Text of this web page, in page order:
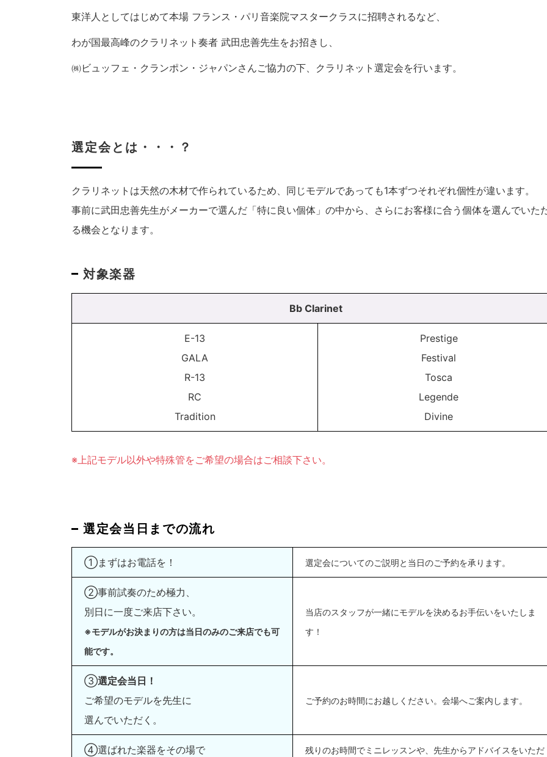
東洋人としてはじめて本場 フランス・パリ音楽院マスタークラスに招聘されるなど、
わが国最高峰のクラリネット奏者 武田忠善先生をお招きし、
㈱ビュッフェ・クランポン・ジャパンさんご協力の下、クラリネット選定会を行います。
選定会とは・・・？
クラリネットは天然の木材で作られているため、同じモデルであっても1本ずつそれぞれ個性が違います。
事前に武田忠善先生がメーカーで選んだ「特に良い個体」の中から、さらにお客様に合う個体を選んでいた
る機会となります。
対象楽器
Bb Clarinet
E-13
GALA
R-13
RC
Tradition
Prestige
Festival
Tosca
Legende
Divine
※上記モデル以外や特殊管をご希望の場合はご相談下さい。
選定会当日までの流れ
①まずはお電話を！ 選定会についてのご説明と当日のご予約を承ります。
②事前試奏のため極力、
別日に一度ご来店下さい。
※モデルがお決まりの方は当日のみのご来店でも可
能です。
当店のスタッフが一緒にモデルを決めるお手伝いをいたしま
す！
③選定会当日！
ご希望のモデルを先生に
選んでいただく。
ご予約のお時間にお越しください。 会場へご案内します。
④選ばれた楽器をその場で
残りのお時間でミニレッスンや、 先生からアドバイスをいただ